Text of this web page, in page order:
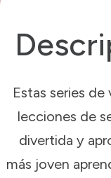
Estas series
lecciones de
divertida y
más joven